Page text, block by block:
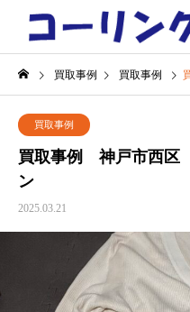
買取事例 買取事例
買取事例
買取事例 神戸市西区
ン
2025.03.21